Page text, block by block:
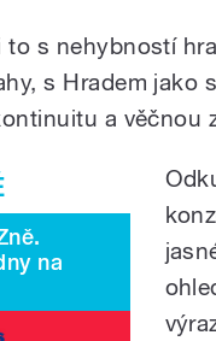
to s nehybností
s Hradem jako
a věčnou
na